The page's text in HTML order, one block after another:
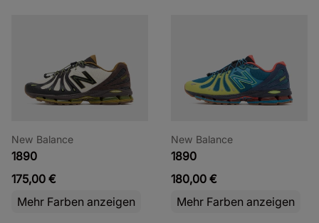
New Balance
1890
175,00 €
Mehr Farben anzeigen
New Balance
1890
180,00 €
Mehr Farben anzeigen